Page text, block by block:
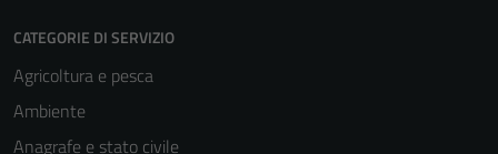
CATEGORIE DI SERVIZIO
Agricoltura e pesca
Ambiente
Anagrafe e stato civile